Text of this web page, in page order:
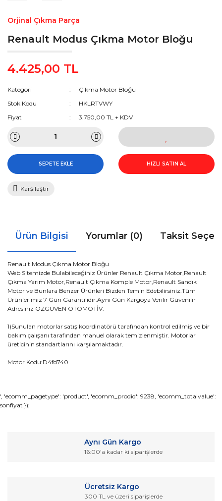
Orjinal Çıkma Parça
Renault Modus Çıkma Motor Bloğu
4.425,00 TL
Kategori
Çıkma Motor Bloğu
Stok Kodu
HKLRTVWY
Fiyat
3.750,00 TL + KDV
SEPETE EKLE HIZLI SATIN AL
Karşılaştır
Ürün Bilgisi Yorumlar (0) Taksit
Renault Modus Çıkma Motor Bloğu
Web Sitemizde Bulabileceğiniz Ürünler Renault Çıkma Motor,Renault
Çıkma Yarım Motor,Renault Çıkma Komple Motor,Renault Sandık
Motor ve Bunlara Benzer Ürünleri Bizden Temin Edebilirsiniz.Tüm
Ürünlerimiz 7 Gün Garantilidir.Aynı Gün Kargoya Verilir Güvenilir
Adresiniz ÖZGÜVEN OTOMOTİV.
1)Sunulan motorlar satış koordinatörü tarafından kontrol edilmiş ve bir
bakım çalışanı tarafından manuel olarak temizlenmiştir. Motorlar
üreticinin standartlarını karşılamaktadır.
Motor Kodu:D4fd740
Yorum Yaz
Bu ürünün fiyat bilgisi, resim, ürün açıklamalarında ve diğer
konularda yetersiz gördüğünüz noktaları öneri formunu
Ürün resmi kalitesiz, bozuk veya görüntülenemiyor.
Ürün fiyatı diğer sitelerden daha pahalı.
', 'ecomm_pagetype': 'product', 'ecomm_prodid': 9238, 'ecomm_totalvalue':
sonfiyat });
Aynı Gün Kargo
16:00'a kadar ki siparişlerde
Ücretsiz Kargo
300 TL ve üzeri siparişlerde